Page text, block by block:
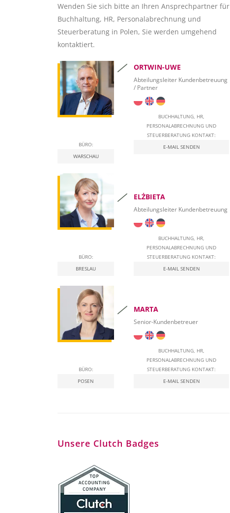
Besteuerung
Unternehmensbesteuerung (KSt)
Mehrwertsteuer (MwSt)
Immobilienbesteuerung
Beschäftigung von Ausländern in Polen
In Polen in die Selbständigkeit starten
Sozialversicherungsbeiträge
Qualifizierte elektronische Signatur
Wenden Sie sich bitte an Ihren Ansprechpartner für
Buchhaltung, HR, Personalabrechnung und
Steuerberatung in Polen, Sie werden umgehend
kontaktiert.
BÜRO:
WARSCHAU
ORTWIN-UWE
Abteilungsleiter Kundenbetreuung
/ Partner
BUCHHALTUNG, HR,
PERSONALABRECHNUNG UND
STEUERBERATUNG KONTAKT:
E-MAIL SENDEN
BÜRO:
BRESLAU
ELŻBIETA
Abteilungsleiter Kundenbetreuung
BUCHHALTUNG, HR,
PERSONALABRECHNUNG UND
STEUERBERATUNG KONTAKT:
E-MAIL SENDEN
BÜRO:
POSEN
MARTA
Senior-Kundenbetreuer
BUCHHALTUNG, HR,
PERSONALABRECHNUNG UND
STEUERBERATUNG KONTAKT:
E-MAIL SENDEN
Unsere Clutch Badges